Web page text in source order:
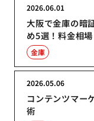
大阪で金庫の暗
め5選！料金相
2026.06.01
金庫
コンテンツマー
術
2026.05.06